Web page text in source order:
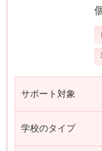
サポート対象
学校のタイプ